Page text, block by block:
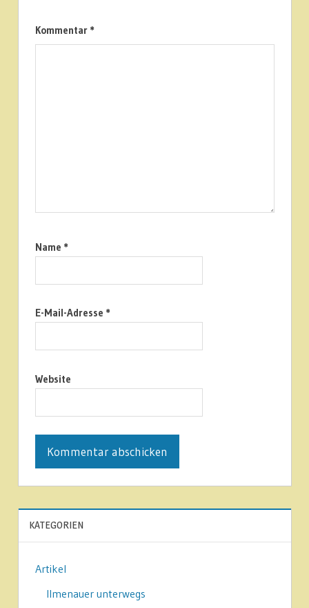
Kommentar *
Name *
E-Mail-Adresse *
Website
KATEGORIEN
Artikel
Ilmenauer unterwegs